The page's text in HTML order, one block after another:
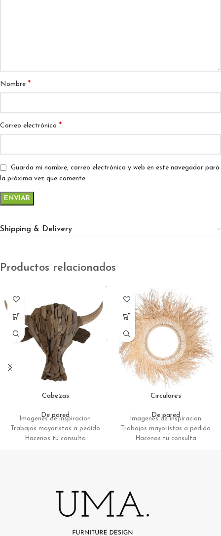
Nombre *
Correo electrónico *
Guarda mi nombre, correo electrónico y web en este navegador para
la próxima vez que comente.
Shipping & Delivery
Productos relacionados
Cabezas
De pared
Imagenes de inspiracion
Trabajos mayoristas a pedido
Hacenos tu consulta
Circulares
De pared
Imagenes de inspiracion
Trabajos mayoristas a pedido
Hacenos tu consulta